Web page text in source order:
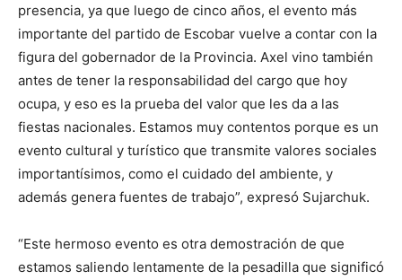
presencia, ya que luego de cinco años, el evento más
importante del partido de Escobar vuelve a contar con la
figura del gobernador de la Provincia. Axel vino también
antes de tener la responsabilidad del cargo que hoy
ocupa, y eso es la prueba del valor que les da a las
fiestas nacionales. Estamos muy contentos porque es un
evento cultural y turístico que transmite valores sociales
importantísimos, como el cuidado del ambiente, y
además genera fuentes de trabajo”, expresó Sujarchuk.
“Este hermoso evento es otra demostración de que
estamos saliendo lentamente de la pesadilla que significó